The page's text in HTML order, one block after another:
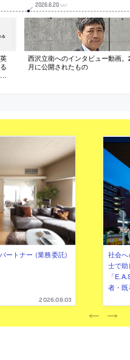
た
2026.6.20 SAT
西沢立衛へのインタビュー動画。
月に公開されたもの
ートナー (業務委託)
2026.08.03
社会
士で
「
者・